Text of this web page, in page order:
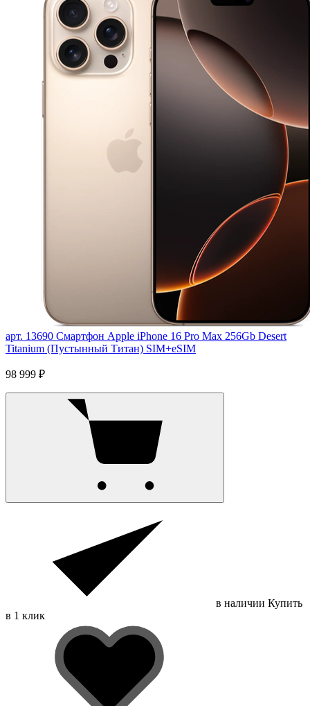
арт. 13690 Смартфон Apple iPhone 16 Pro Max 256Gb Desert
Titanium (Пустынный Титан) SIM+eSIM
98 999 ₽
в наличии Купить
в 1 клик